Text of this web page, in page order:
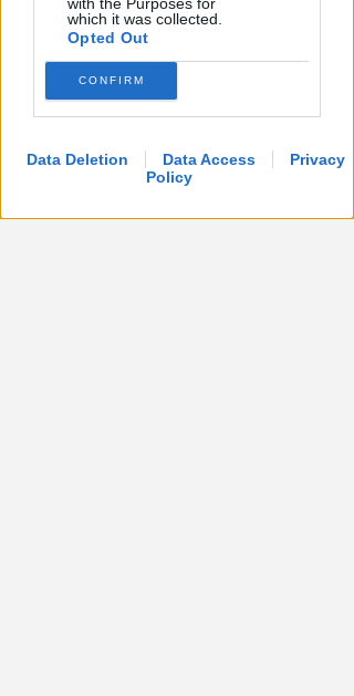
which it was collected.
Opted Out
CONFIRM
Data Deletion Data Access
Privacy
Policy